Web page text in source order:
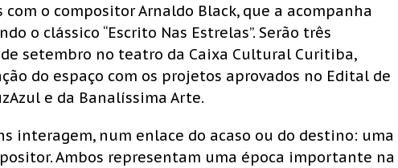
o compositor Arnaldo Black, que a acompanha
o clássico “Escrito Nas Estrelas”. Serão três
setembro no teatro da Caixa Cultural Curitiba,
do espaço com os projetos aprovados no Edital de
e da Banalíssima Arte.
interagem, num enlace do acaso ou do destino: uma
Ambos representam uma época importante na